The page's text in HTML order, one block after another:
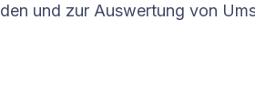
und zur Auswertung von